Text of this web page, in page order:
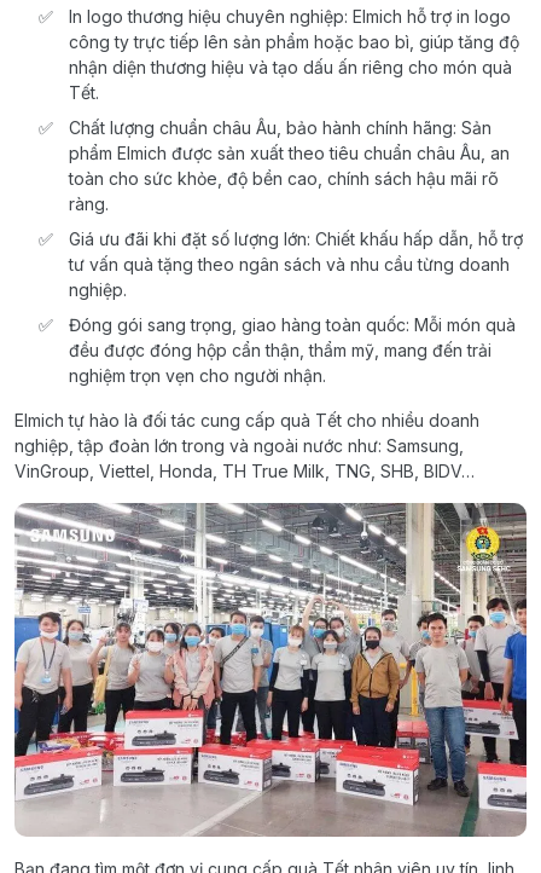
In logo thương hiệu chuyên nghiệp: Elmich hỗ trợ in logo
công ty trực tiếp lên sản phẩm hoặc bao bì, giúp tăng độ
nhận diện thương hiệu và tạo dấu ấn riêng cho món quà
Tết.
Chất lượng chuẩn châu Âu, bảo hành chính hãng: Sản
phẩm Elmich được sản xuất theo tiêu chuẩn châu Âu, an
toàn cho sức khỏe, độ bền cao, chính sách hậu mãi rõ
ràng.
Giá ưu đãi khi đặt số lượng lớn: Chiết khấu hấp dẫn, hỗ trợ
tư vấn quà tặng theo ngân sách và nhu cầu từng doanh
nghiệp.
Đóng gói sang trọng, giao hàng toàn quốc: Mỗi món quà
đều được đóng hộp cẩn thận, thẩm mỹ, mang đến trải
nghiệm trọn vẹn cho người nhận.
Elmich tự hào là đối tác cung cấp quà Tết cho nhiều doanh
nghiệp, tập đoàn lớn trong và ngoài nước như: Samsung,
VinGroup, Viettel, Honda, TH True Milk, TNG, SHB, BIDV…
Bạn đang tìm một đơn vị cung cấp quà Tết nhân viên uy tín, linh